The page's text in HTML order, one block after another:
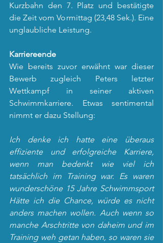
Kurzbahn den 7. Platz und bestätigte
die Zeit vom Vormittag (23,48 Sek.). Eine
unglaubliche Leistung.
Karriereende
Wie bereits zuvor erwähnt war dieser
Bewerb zugleich Peters letzter
Wettkampf in seiner aktiven
Schwimmkarriere. Etwas sentimental
nimmt er dazu Stellung:
Ich denke ich hatte eine überaus
effiziente und erfolgreiche Karriere,
wenn man bedenkt wie viel ich
tatsächlich im Training war. Es waren
wunderschöne 15 Jahre Schwimmsport
Hätte ich die Chance, würde es nicht
anders machen wollen. Auch wenn so
manche Arschtritte von daheim und im
Training weh getan haben, so waren sie